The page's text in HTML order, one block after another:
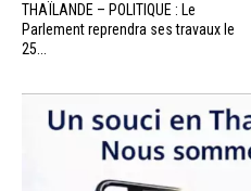
THAÏLANDE – POLITIQUE : Le
Parlement reprendra ses travaux le
25...